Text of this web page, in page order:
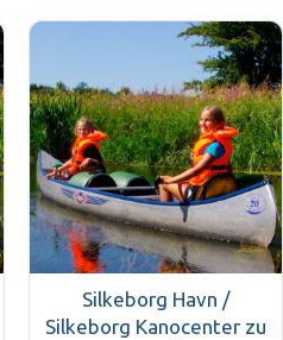
Silkeborg Havn /
Silkeborg Kanocenter zu